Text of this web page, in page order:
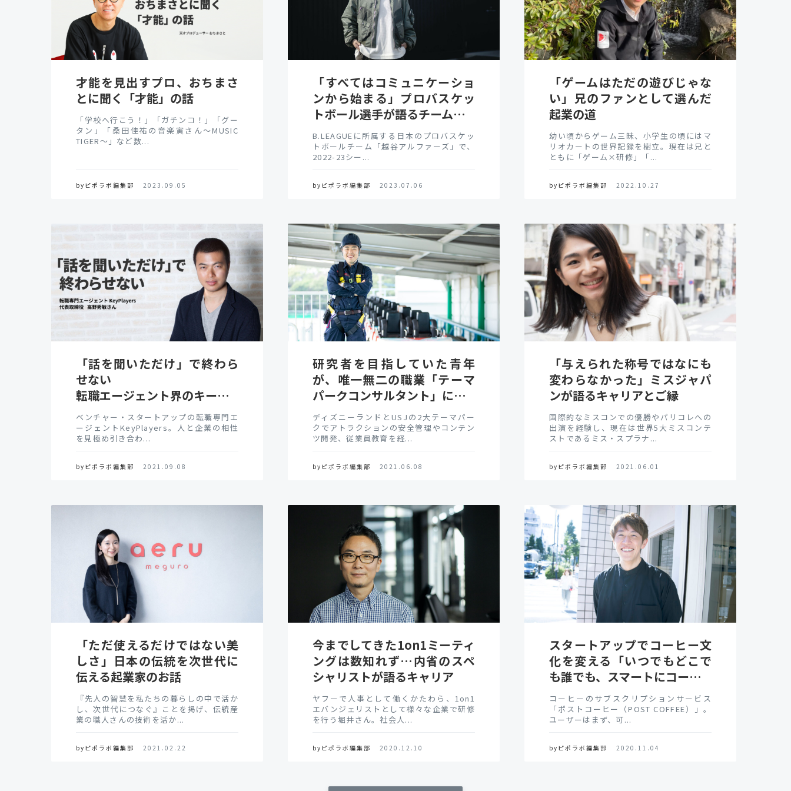
才能を見出すプロ、おちまさ
とに聞く「才能」の話
「学校へ行こう！」「ガチンコ！」「グー
タン」「桑田佳祐の音楽寅さん～MUSIC
TIGER～」など数...
byピポラボ編集部 2023.09.05
「すべてはコミュニケーショ
ンから始まる」プロバスケッ
トボール選手が語るチーム…
B.LEAGUEに所属する日本のプロバスケッ
トボールチーム「越谷アルファーズ」で、
2022-23シー...
byピポラボ編集部 2023.07.06
「ゲームはただの遊びじゃな
い」兄のファンとして選んだ
起業の道
幼い頃からゲーム三昧、小学生の頃にはマ
リオカートの世界記録を樹立。現在は兄と
ともに「ゲーム×研修」「...
byピポラボ編集部 2022.10.27
「話を聞いただけ」で終わら
せない
転職エージェント界のキー…
ベンチャー・スタートアップの転職専門エ
ージェントKeyPlayers。人と企業の相性
を見極め引き合わ...
byピポラボ編集部 2021.09.08
研究者を目指していた青年
が、唯一無二の職業「テーマ
パークコンサルタント」に…
ディズニーランドとUSJの2大テーマパー
クでアトラクションの安全管理やコンテン
ツ開発、従業員教育を経...
byピポラボ編集部 2021.06.08
「与えられた称号ではなにも
変わらなかった」ミスジャパ
ンが語るキャリアとご縁
国際的なミスコンでの優勝やパリコレへの
出演を経験し、現在は世界5大ミスコンテ
ストであるミス・スプラナ...
byピポラボ編集部 2021.06.01
「ただ使えるだけではない美
しさ」日本の伝統を次世代に
伝える起業家のお話
『先人の智慧を私たちの暮らしの中で活か
し、次世代につなぐ』ことを掲げ、伝統産
業の職人さんの技術を活か...
byピポラボ編集部 2021.02.22
今までしてきた1on1ミーティ
ングは数知れず…内省のスペ
シャリストが語るキャリア
ヤフーで人事として働くかたわら、1on1
エバンジェリストとして様々な企業で研修
を行う堀井さん。社会人...
byピポラボ編集部 2020.12.10
スタートアップでコーヒー文
化を変える「いつでもどこで
も誰でも、スマートにコー…
コーヒーのサブスクリプションサービス
「ポストコーヒー（POST COFFEE）」。
ユーザーはまず、可...
byピポラボ編集部 2020.11.04